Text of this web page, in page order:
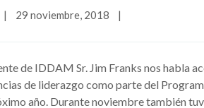
| 29 noviembre, 2018 |
de IDDAM Sr. Jim Franks nos habla
de liderazgo como parte del
año. Durante noviembre también